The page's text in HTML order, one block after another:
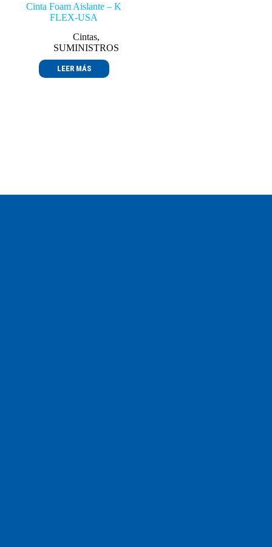
Cinta Foam Aislante – K
FLEX-USA
Cintas,
SUMINISTROS
LEER MÁS